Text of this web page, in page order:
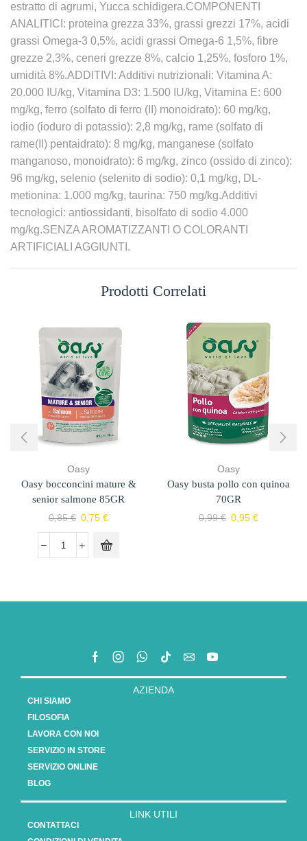
estratto di agrumi, Yucca schidigera.COMPONENTI
ANALITICI: proteina grezza 33%, grassi grezzi 17%, acidi
grassi Omega-3 0,5%, acidi grassi Omega-6 1,5%, fibre
grezze 2,3%, ceneri grezze 8%, calcio 1,25%, fosforo 1%,
umidità 8%.ADDITIVI: Additivi nutrizionali: Vitamina A:
20.000 IU/kg, Vitamina D3: 1.500 IU/kg, Vitamina E: 600
mg/kg, ferro (solfato di ferro (II) monoidrato): 60 mg/kg,
iodio (ioduro di potassio): 2,8 mg/kg, rame (solfato di
rame(II) pentaidrato): 8 mg/kg, manganese (solfato
manganoso, monoidrato): 6 mg/kg, zinco (ossido di zinco):
96 mg/kg, selenio (selenito di sodio): 0,1 mg/kg, DL-
metionina: 1.000 mg/kg, taurina: 750 mg/kg.Additivi
tecnologici: antiossidanti, bisolfato di sodio 4.000
mg/kg.SENZA AROMATIZZANTI O COLORANTI
ARTIFICIALI AGGIUNTI.
Prodotti Correlati
Oasy
Oasy bocconcini mature &
senior salmone 85GR
0,85€ 0,75 €
Oasy
Oasy busta pollo con quinoa
70GR
0,99€ 0,95 €
AZIENDA
CHI SIAMO
FILOSOFIA
LAVORA CON NOI
SERVIZIO IN STORE
SERVIZIO ONLINE
BLOG
LINK UTILI
CONTATTACI